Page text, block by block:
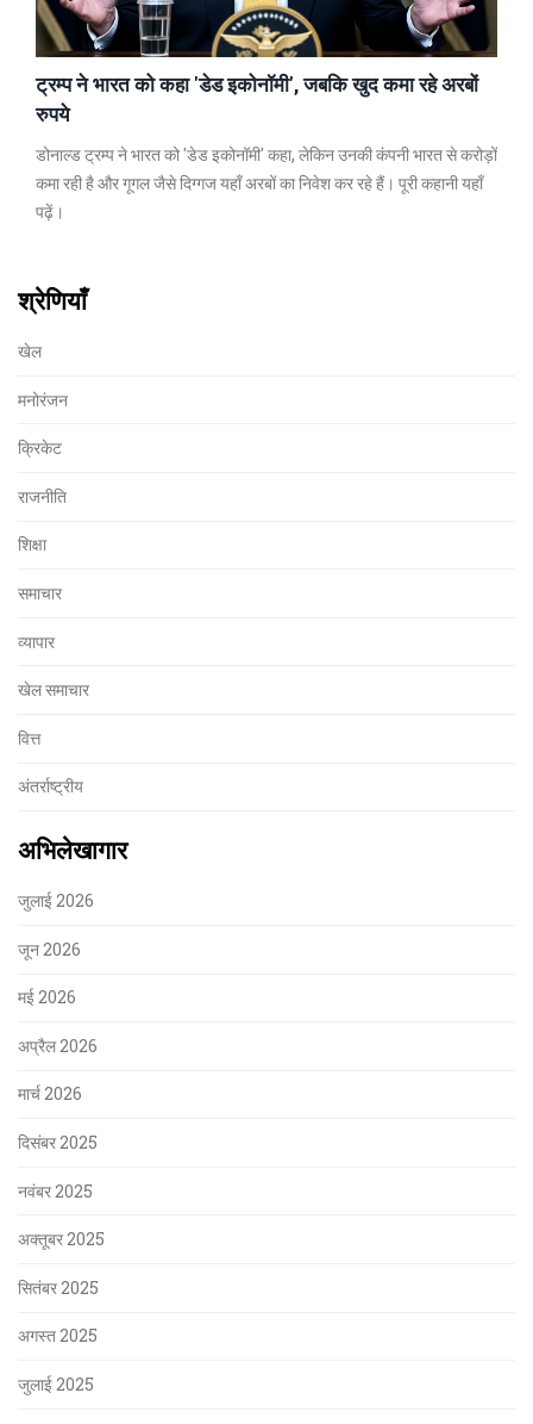
ट्रम्प ने भारत को कहा 'डेड इकोनॉमी', जबकि खुद कमा रहे अरबों
रुपये
डोनाल्ड ट्रम्प ने भारत को 'डेड इकोनॉमी' कहा, लेकिन उनकी कंपनी भारत से करोड़ों
कमा रही है और गूगल जैसे दिग्गज यहाँ अरबों का निवेश कर रहे हैं। पूरी कहानी यहाँ
पढ़ें।
श्रेणियाँ
खेल
मनोरंजन
क्रिकेट
राजनीति
शिक्षा
समाचार
व्यापार
खेल समाचार
वित्त
अंतर्राष्ट्रीय
अभिलेखागार
जुलाई 2026
जून 2026
मई 2026
अप्रैल 2026
मार्च 2026
दिसंबर 2025
नवंबर 2025
अक्तूबर 2025
सितंबर 2025
अगस्त 2025
जुलाई 2025